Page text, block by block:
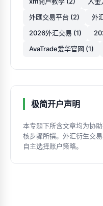
外匯交易平台 (2)
外
2026外汇交易 (1)
AvaTrade爱华官网 (1)
极简开户声明
本专题下所含文章均为协
核步骤所撰。外汇衍生交
自主选择账户策略。